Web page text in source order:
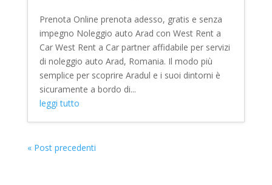
Prenota Online prenota adesso, gratis e senza
impegno Noleggio auto Arad con West Rent a
Car West Rent a Car partner affidabile per servizi
di noleggio auto Arad, Romania. Il modo più
semplice per scoprire Aradul e i suoi dintorni è
sicuramente a bordo di...
leggi tutto
« Post precedenti